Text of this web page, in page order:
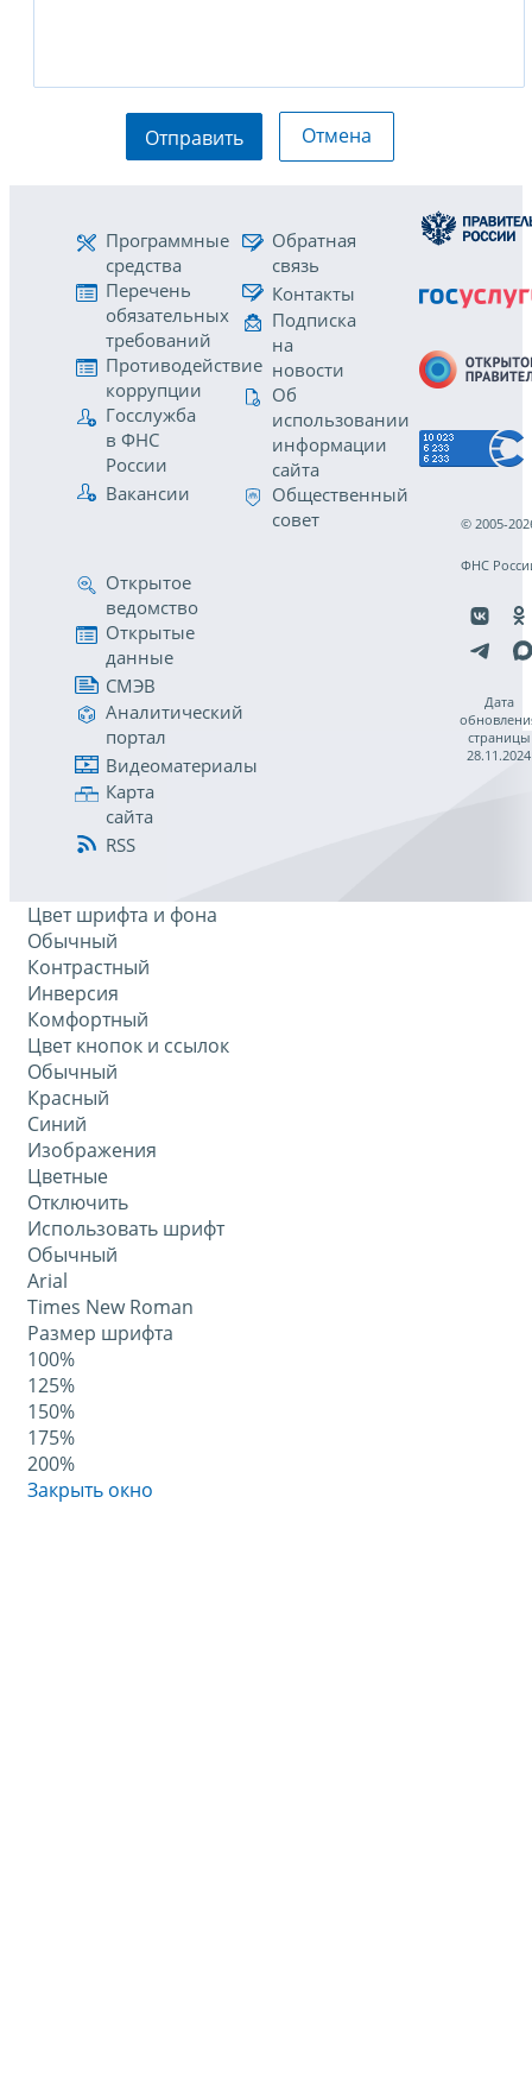
Отправить Отмена
Программные
средства
Перечень
обязательных
требований
Противодействие
коррупции
Госслужба
в ФНС
России
Вакансии
Обратная
связь
Контакты
Подписка
на
новости
Об
использовании
информации
сайта
Общественный
совет
Открытое
ведомство
Открытые
данные
СМЭВ
Аналитический
портал
Видеоматериалы
Карта
сайта
RSS
© 2005-
ФНС
Дата
страницы
28.11.2024
Цвет шрифта и фона
Обычный
Контрастный
Инверсия
Комфортный
Цвет кнопок и ссылок
Обычный
Красный
Синий
Изображения
Цветные
Отключить
Использовать шрифт
Обычный
Arial
Times New Roman
Размер шрифта
100%
125%
150%
175%
200%
Закрыть окно